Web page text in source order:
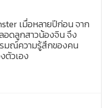
เมื่อหลายปีก่อน จาก
อดลูกสาวน้องจิน จึง
มณ์ความรู้สึกของคน
ตัวเอง